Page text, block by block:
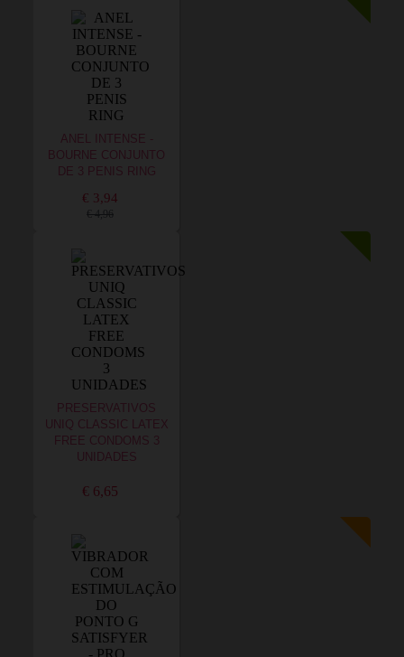
ANEL INTENSE -
BOURNE CONJUNTO
DE 3 PENIS RING
€ 3,94
€ 4,96
PRESERVATIVOS
UNIQ CLASSIC LATEX
FREE CONDOMS 3
UNIDADES
€ 6,65